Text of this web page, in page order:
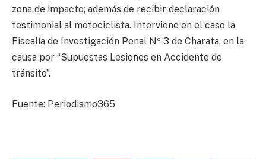
zona de impacto; además de recibir declaración
testimonial al motociclista. Interviene en el caso la
Fiscalía de Investigación Penal Nº 3 de Charata, en la
causa por “Supuestas Lesiones en Accidente de
tránsito”.
Fuente: Periodismo365